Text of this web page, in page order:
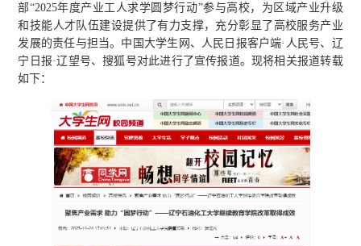
部“2025年度产业工人求学圆梦行动”参与高校，为区域产业升级
和技能人才队伍建设提供了有力支撑，充分彰显了高校服务产业
发展的责任与担当。中国大学生网、人民日报客户端·人民号、辽
宁日报·辽望号、搜狐号对此进行了宣传报道。现将相关报道转载
如下：